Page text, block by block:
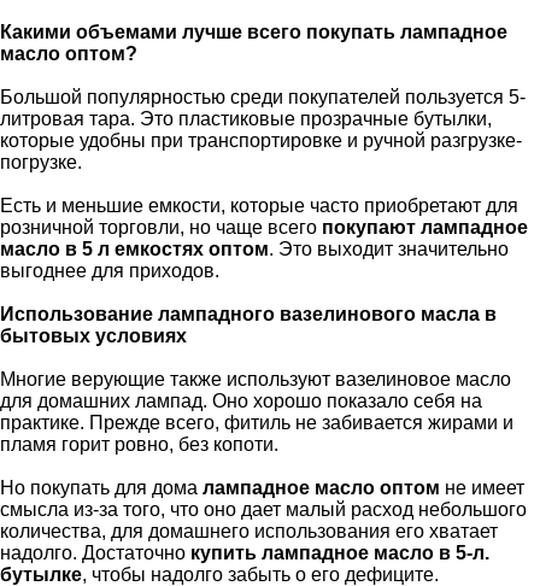
Какими объемами лучше всего покупать лампадное
масло оптом?
Большой популярностью среди покупателей пользуется 5-
литровая тара. Это пластиковые прозрачные бутылки,
которые удобны при транспортировке и ручной разгрузке-
погрузке.
Есть и меньшие емкости, которые часто приобретают для
розничной торговли, но чаще всего покупают лампадное
масло в 5 л емкостях оптом. Это выходит значительно
выгоднее для приходов.
Использование лампадного вазелинового масла в
бытовых условиях
Многие верующие также используют вазелиновое масло
для домашних лампад. Оно хорошо показало себя на
практике. Прежде всего, фитиль не забивается жирами и
пламя горит ровно, без копоти.
Но покупать для дома лампадное масло оптом не имеет
смысла из-за того, что оно дает малый расход небольшого
количества, для домашнего использования его хватает
надолго. Достаточно купить лампадное масло в 5-л.
бутылке, чтобы надолго забыть о его дефиците.